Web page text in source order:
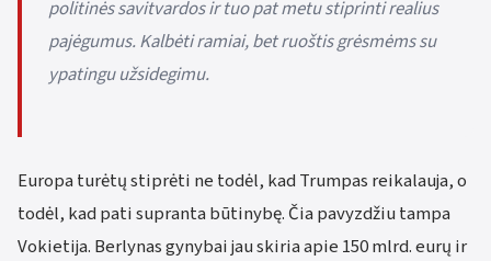
politinės savitvardos ir tuo pat metu stiprinti realius
pajėgumus. Kalbėti ramiai, bet ruoštis grėsmėms su
ypatingu užsidegimu.
Europa turėtų stiprėti ne todėl, kad Trumpas reikalauja, o
todėl, kad pati supranta būtinybę. Čia pavyzdžiu tampa
Vokietija. Berlynas gynybai jau skiria apie 150 mlrd. eurų ir